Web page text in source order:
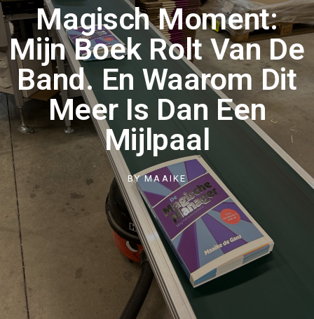
Magisch Moment:
Mijn Boek Rolt Van De
Band. En Waarom Dit
Meer Is Dan Een
Mijlpaal
BYMAAIKE